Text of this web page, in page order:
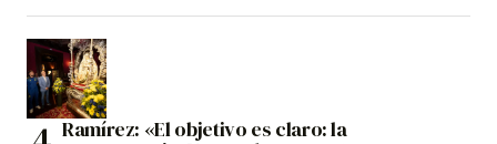
Ramírez: «El objetivo es claro: la